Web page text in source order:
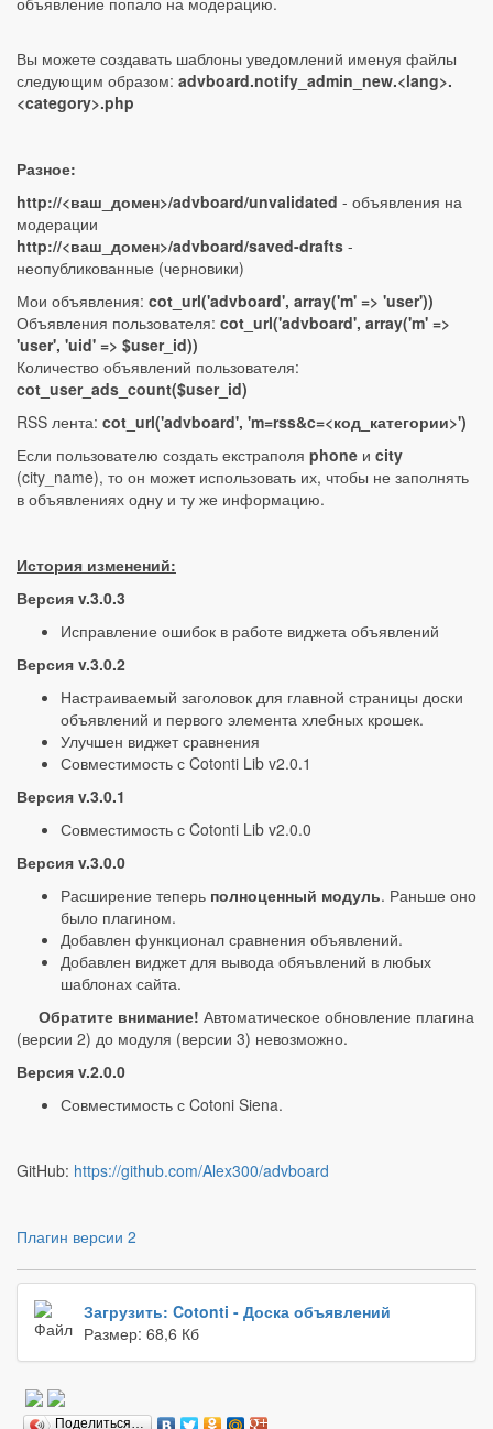
Вы можете создавать шаблоны уведомлений именуя файлы
следующим образом: advboard.notify_admin_new.<lang>.
<category>.php
Разное:
http://<ваш_домен>/advboard/unvalidated - объявления на
модерации
http://<ваш_домен>/advboard/saved-drafts -
неопубликованные (черновики)
Мои объявления: cot_url('advboard', array('m' => 'user'))
Объявления пользователя: cot_url('advboard', array('m' =>
'user', 'uid' => $user_id))
Количество объявлений пользователя:
cot_user_ads_count($user_id)
RSS лента: cot_url('advboard', 'm=rss&c=<код_категории>')
Если пользователю создать екстраполя phone и city
(city_name), то он может использовать их, чтобы не заполнять
в объявлениях одну и ту же информацию.
История изменений:
Версия v.3.0.3
Исправление ошибок в работе виджета объявлений
Версия v.3.0.2
Настраиваемый заголовок для главной страницы доски
объявлений и первого элемента хлебных крошек.
Улучшен виджет сравнения
Совместимость с Cotonti Lib v2.0.1
Версия v.3.0.1
Совместимость с Cotonti Lib v2.0.0
Версия v.3.0.0
Расширение теперь полноценный модуль. Раньше оно
было плагином.
Добавлен функционал сравнения объявлений.
Добавлен виджет для вывода обяъвлений в любых
шаблонах сайта.
Обратите внимание! Автоматическое обновление плагина
(версии 2) до модуля (версии 3) невозможно.
Версия v.2.0.0
Совместимость с Cotoni Siena.
GitHub: https://github.com/Alex300/advboard
Плагин версии 2
Загрузить: Cotonti - Доска объявлений
Размер: 68,6 Кб
Поделиться…